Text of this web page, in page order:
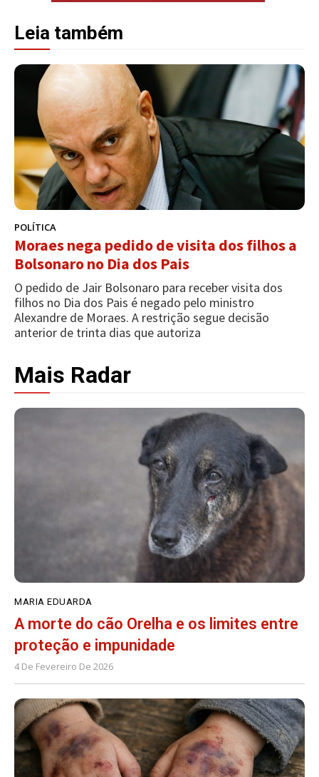
Leia também
POLÍTICA
Moraes nega pedido de visita dos filhos a
Bolsonaro no Dia dos Pais
O pedido de Jair Bolsonaro para receber visita dos
filhos no Dia dos Pais é negado pelo ministro
Alexandre de Moraes. A restrição segue decisão
anterior de trinta dias que autoriza
Mais Radar
MARIA EDUARDA
A morte do cão Orelha e os limites entre
proteção e impunidade
4 De Fevereiro De 2026